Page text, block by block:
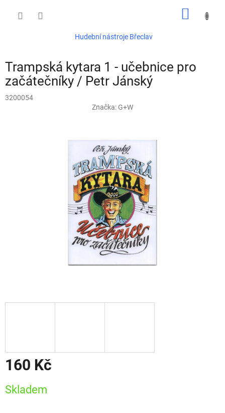
Hudební nástroje Břeclav
Trampská kytara 1 - učebnice pro
začátečníky / Petr Jánský
3200054
Značka: G+W
160 Kč
cena:
Skladem